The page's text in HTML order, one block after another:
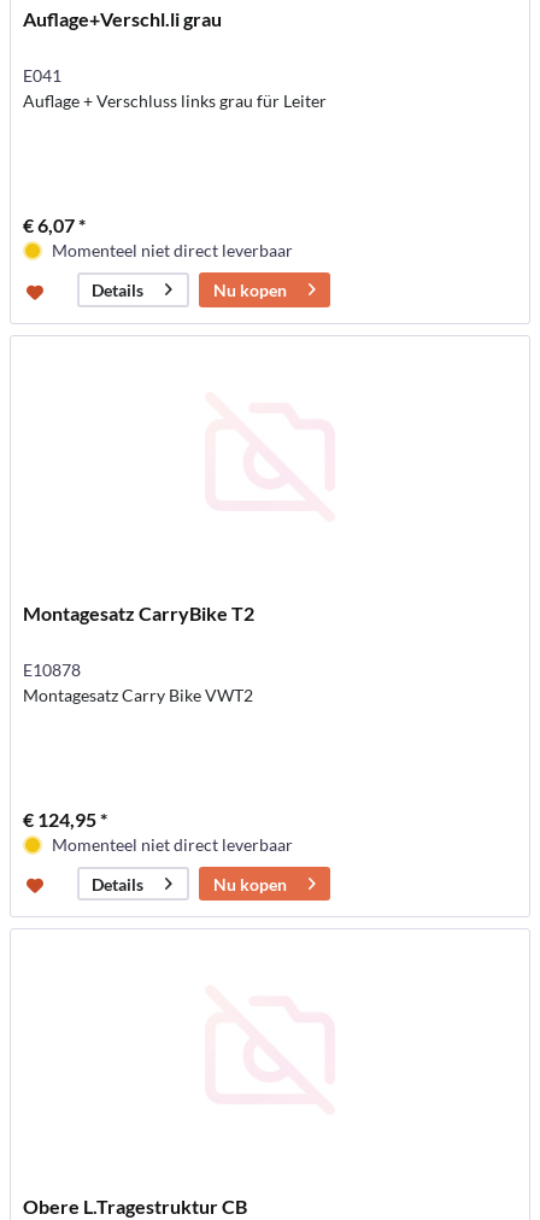
Auflage+Verschl.li grau
E041
Auflage + Verschluss links grau für Leiter
€ 6,07 *
Momenteel niet direct leverbaar
Details
Nu kopen
Montagesatz CarryBike T2
E10878
Montagesatz Carry Bike VWT2
€ 124,95 *
Momenteel niet direct leverbaar
Details
Nu kopen
Obere L.Tragestruktur CB